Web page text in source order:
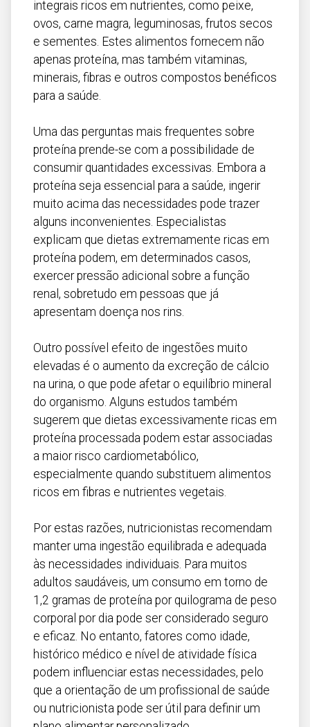
integrais ricos em nutrientes, como peixe,
ovos, carne magra, leguminosas, frutos secos
e sementes. Estes alimentos fornecem não
apenas proteína, mas também vitaminas,
minerais, fibras e outros compostos benéficos
para a saúde.
Uma das perguntas mais frequentes sobre
proteína prende-se com a possibilidade de
consumir quantidades excessivas. Embora a
proteína seja essencial para a saúde, ingerir
muito acima das necessidades pode trazer
alguns inconvenientes. Especialistas
explicam que dietas extremamente ricas em
proteína podem, em determinados casos,
exercer pressão adicional sobre a função
renal, sobretudo em pessoas que já
apresentam doença nos rins.
Outro possível efeito de ingestões muito
elevadas é o aumento da excreção de cálcio
na urina, o que pode afetar o equilíbrio mineral
do organismo. Alguns estudos também
sugerem que dietas excessivamente ricas em
proteína processada podem estar associadas
a maior risco cardiometabólico,
especialmente quando substituem alimentos
ricos em fibras e nutrientes vegetais.
Por estas razões, nutricionistas recomendam
manter uma ingestão equilibrada e adequada
às necessidades individuais. Para muitos
adultos saudáveis, um consumo em torno de
1,2 gramas de proteína por quilograma de peso
corporal por dia pode ser considerado seguro
e eficaz. No entanto, fatores como idade,
histórico médico e nível de atividade física
podem influenciar estas necessidades, pelo
que a orientação de um profissional de saúde
ou nutricionista pode ser útil para definir um